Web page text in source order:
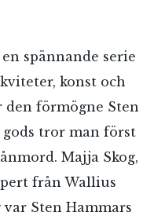
spännande serie
konst och
förmögne Sten
tror man först
Majja Skog,
från Wallius
Sten Hammars